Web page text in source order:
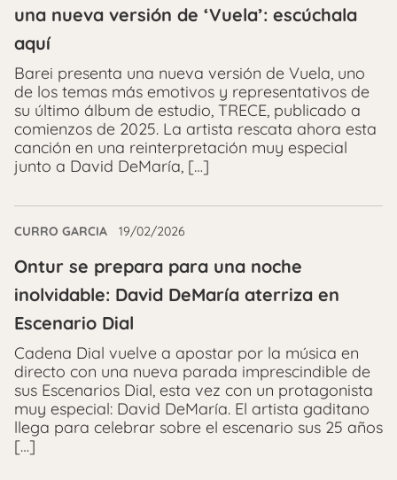
una nueva versión de ‘Vuela’: escúchala
aquí
Barei presenta una nueva versión de Vuela, uno
de los temas más emotivos y representativos de
su último álbum de estudio, TRECE, publicado a
comienzos de 2025. La artista rescata ahora esta
canción en una reinterpretación muy especial
junto a David DeMaría, […]
CURRO GARCIA 19/02/2026
Ontur se prepara para una noche
inolvidable: David DeMaría aterriza en
Escenario Dial
Cadena Dial vuelve a apostar por la música en
directo con una nueva parada imprescindible de
sus Escenarios Dial, esta vez con un protagonista
muy especial: David DeMaría. El artista gaditano
llega para celebrar sobre el escenario sus 25 años
[…]